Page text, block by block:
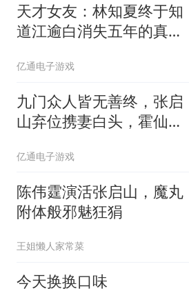
天才女友：林知夏终于知
道江逾白消失五年的真
亿通电子游戏
九门众人皆无善终，张启
山弃位携妻白头，霍仙姑
亿通电子游戏
陈伟霆演活张启山，魔丸
附体般邪魅狂狷
王姐懒人家常菜
今天换换口味